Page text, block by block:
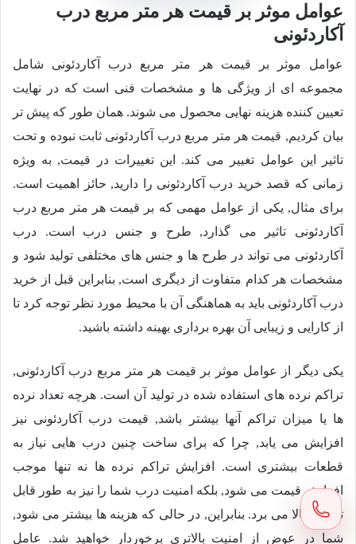
عوامل موثر بر قیمت هر متر مربع درب
آکاردئونی
عوامل موثر بر قیمت هر متر مربع درب آکاردئونی شامل
مجموعه ای از ویژگی ها و مشخصات فنی است که در نهایت
تعیین کننده هزینه نهایی محصول می شوند. همان طور که پیش تر
بیان کردیم, قیمت هر متر مربع درب آکاردئونی ثابت نبوده و تحت
تاثیر این عوامل تغییر می کند. این تغییرات در قیمت, به ویژه
زمانی که قصد خرید درب آکاردئونی را دارید, حائز اهمیت است.
برای مثال, یکی از عوامل مهمی که بر قیمت هر متر مربع درب
آکاردئونی تاثیر می گذارد, طرح و جنس درب است. درب
آکاردئونی می تواند در طرح ها و جنس های مختلفی تولید شود و
مشخصات هر کدام متفاوت از دیگری است, بنابراین قبل از خرید
درب آکاردئونی باید به هماهنگی آن با محیط مورد نظر توجه کرد تا
از کارایی و زیبایی آن بهره برداری بهینه داشته باشید.
یکی دیگر از عوامل موثر بر قیمت هر متر مربع درب آکاردئونی,
تراکم نرده های استفاده شده در تولید آن است. هرچه تعداد نرده
ها یا میزان تراکم آنها بیشتر باشد, قیمت درب آکاردئونی نیز
افزایش می یابد, چرا که برای ساخت چنین درب هایی نیاز به
قطعات بیشتری است. افزایش تراکم نرده ها نه تنها موجب
افزایش قیمت می شود, بلکه امنیت درب شما را نیز به طور قابل
توجهی بالا می برد. بنابراین, در حالی که هزینه ها بیشتر می شود,
شما در عوض از امنیت بالاتری برخوردار خواهید شد. عامل